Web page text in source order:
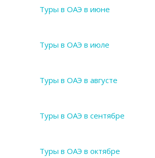
Туры в ОАЭ в июне
Туры в ОАЭ в июле
Туры в ОАЭ в августе
Туры в ОАЭ в сентябре
Туры в ОАЭ в октябре